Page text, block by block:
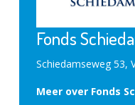
Fonds
Schiedamseweg 53,
Meer over Fonds